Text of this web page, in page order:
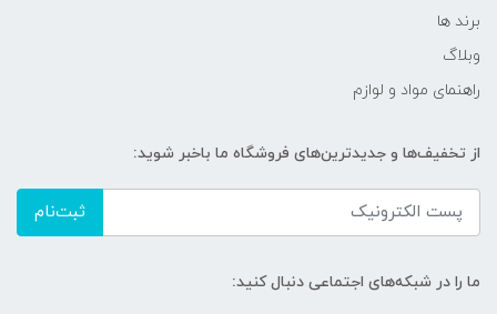
برند ها
وبلاگ
راهنمای مواد و لوازم
از تخفیف‌ها و جدیدترین‌های فروشگاه ما باخبر شوید:
ثبت‌نام
ما را در شبکه‌های اجتماعی دنبال کنید: